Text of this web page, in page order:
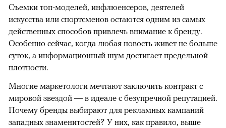
Съемки топ-моделей, инфлюенсеров, деятелей
искусства или спортсменов остаются одним из самых
действенных способов привлечь внимание к бренду.
Особенно сейчас, когда любая новость живет не больше
суток, а информационный шум достигает предельной
плотности.
Многие маркетологи мечтают заключить контракт с
мировой звездой — в идеале с безупречной репутацией.
Почему бренды выбирают для рекламных кампаний
западных знаменитостей? У них, как правило, выше